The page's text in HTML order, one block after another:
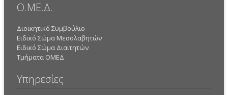
Ο.ΜΕ.Δ.
Διοικητικό Συμβούλιο
Ειδικό Σώμα Μεσολαβητών
Ειδικό Σώμα Διαιτητών
Τμήματα ΟΜΕΔ
Υπηρεσίες